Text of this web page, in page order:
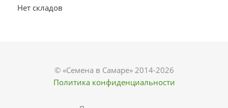
Нет складов
© «Семена в Самаре» 2014-2026
Политика конфиденциальности